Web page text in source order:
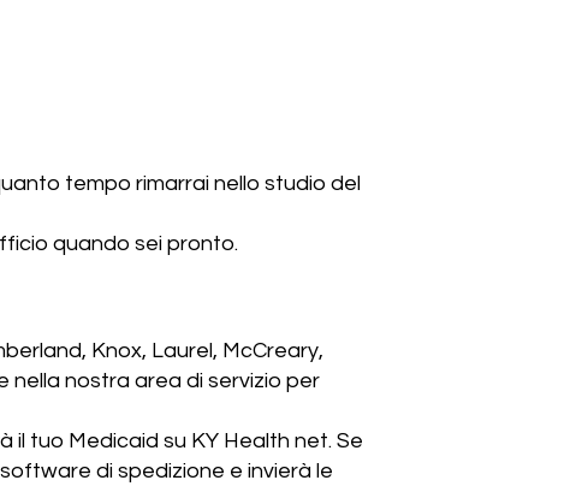
tempo rimarrai nello studio del
quando sei pronto.
Knox, Laurel, McCreary,
nella nostra area di servizio per
il tuo Medicaid su KY Health net. Se
di spedizione e invierà le